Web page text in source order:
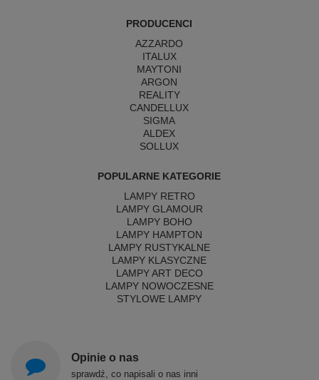
PRODUCENCI
AZZARDO
ITALUX
MAYTONI
ARGON
REALITY
CANDELLUX
SIGMA
ALDEX
SOLLUX
POPULARNE KATEGORIE
LAMPY RETRO
LAMPY GLAMOUR
LAMPY BOHO
LAMPY HAMPTON
LAMPY RUSTYKALNE
LAMPY KLASYCZNE
LAMPY ART DECO
LAMPY NOWOCZESNE
STYLOWE LAMPY
Opinie o nas
sprawdź, co napisali o nas inni